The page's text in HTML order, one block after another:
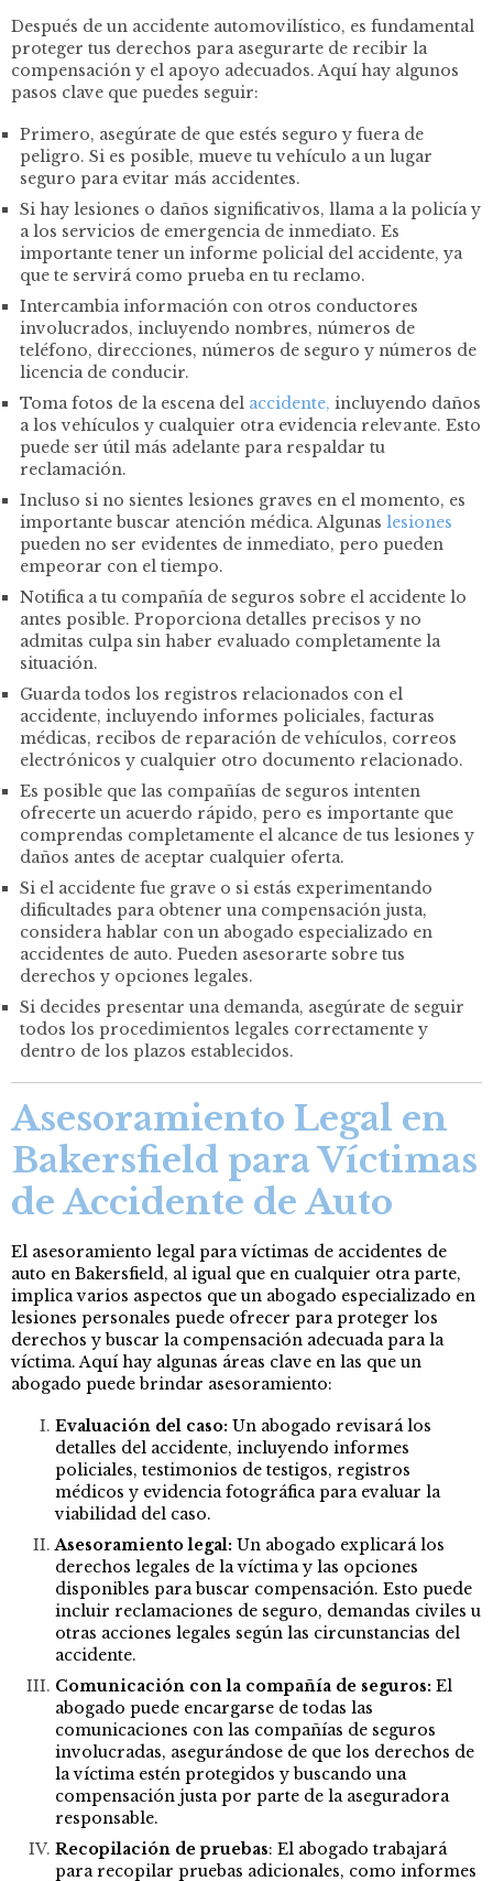
Después de un accidente automovilístico, es fundamental
proteger tus derechos para asegurarte de recibir la
compensación y el apoyo adecuados. Aquí hay algunos
pasos clave que puedes seguir:
Primero, asegúrate de que estés seguro y fuera de
peligro. Si es posible, mueve tu vehículo a un lugar
seguro para evitar más accidentes.
Si hay lesiones o daños significativos, llama a la policía y
a los servicios de emergencia de inmediato. Es
importante tener un informe policial del accidente, ya
que te servirá como prueba en tu reclamo.
Intercambia información con otros conductores
involucrados, incluyendo nombres, números de
teléfono, direcciones, números de seguro y números de
licencia de conducir.
Toma fotos de la escena del accidente, incluyendo daños
a los vehículos y cualquier otra evidencia relevante. Esto
puede ser útil más adelante para respaldar tu
reclamación.
Incluso si no sientes lesiones graves en el momento, es
importante buscar atención médica. Algunas lesiones
pueden no ser evidentes de inmediato, pero pueden
empeorar con el tiempo.
Notifica a tu compañía de seguros sobre el accidente lo
antes posible. Proporciona detalles precisos y no
admitas culpa sin haber evaluado completamente la
situación.
Guarda todos los registros relacionados con el
accidente, incluyendo informes policiales, facturas
médicas, recibos de reparación de vehículos, correos
electrónicos y cualquier otro documento relacionado.
Es posible que las compañías de seguros intenten
ofrecerte un acuerdo rápido, pero es importante que
comprendas completamente el alcance de tus lesiones y
daños antes de aceptar cualquier oferta.
Si el accidente fue grave o si estás experimentando
dificultades para obtener una compensación justa,
considera hablar con un abogado especializado en
accidentes de auto. Pueden asesorarte sobre tus
derechos y opciones legales.
Si decides presentar una demanda, asegúrate de seguir
todos los procedimientos legales correctamente y
dentro de los plazos establecidos.
Asesoramiento Legal en
Bakersfield para Víctimas
de Accidente de Auto
El asesoramiento legal para víctimas de accidentes de
auto en Bakersfield, al igual que en cualquier otra parte,
implica varios aspectos que un abogado especializado en
lesiones personales puede ofrecer para proteger los
derechos y buscar la compensación adecuada para la
víctima. Aquí hay algunas áreas clave en las que un
abogado puede brindar asesoramiento:
Evaluación del caso: Un abogado revisará los
detalles del accidente, incluyendo informes
policiales, testimonios de testigos, registros
médicos y evidencia fotográfica para evaluar la
viabilidad del caso.
Asesoramiento legal: Un abogado explicará los
derechos legales de la víctima y las opciones
disponibles para buscar compensación. Esto puede
incluir reclamaciones de seguro, demandas civiles u
otras acciones legales según las circunstancias del
accidente.
Comunicación con la compañía de seguros: El
abogado puede encargarse de todas las
comunicaciones con las compañías de seguros
involucradas, asegurándose de que los derechos de
la víctima estén protegidos y buscando una
compensación justa por parte de la aseguradora
responsable.
Recopilación de pruebas: El abogado trabajará
para recopilar pruebas adicionales, como informes